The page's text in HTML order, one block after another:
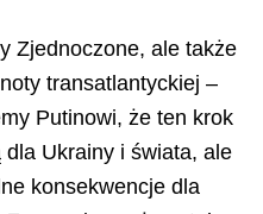
Zjednoczone, ale także
transatlantyckiej –
Putinowi, że ten krok
Ukrainy i świata, ale
konsekwencje dla